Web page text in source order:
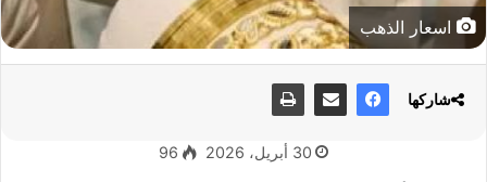
اسعار الذهب
30 أبريل، 2026 96
شاركها